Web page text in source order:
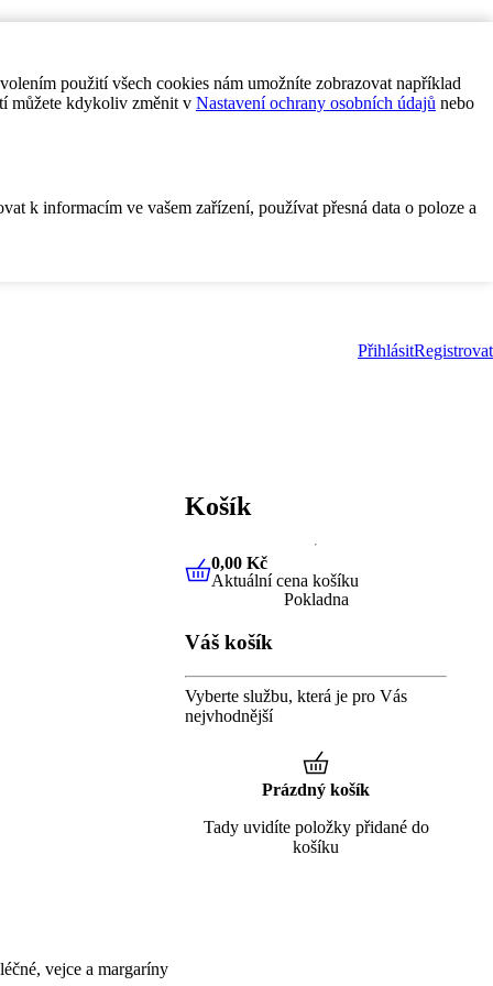
použití všech cookies nám umožníte zobrazovat například
můžete kdykoliv změnit v Nastavení ochrany osobních údajů nebo
k informacím ve vašem zařízení, používat přesná data o poloze a
PřihlásitRegistrovat
vejce a margaríny
Košík
0,00 KčAktuální cena košíku
0,00 Kč
Aktuální cena košíku
Pokladna
Váš košík
Vyberte službu, která je pro Vás
nejvhodnější
Prázdný košík
Tady uvidíte položky přidané do
košíku